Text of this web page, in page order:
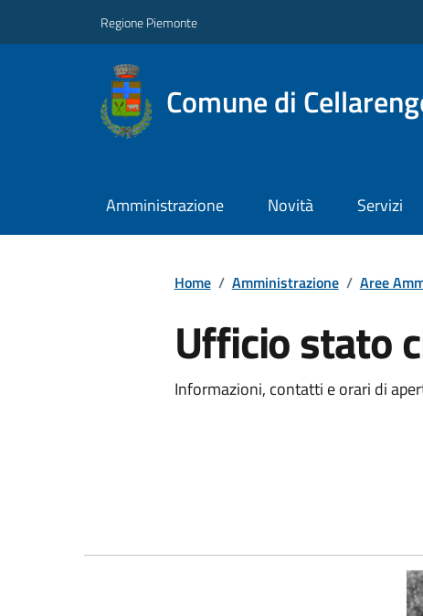
Regione Piemonte
Comune di
Amministrazione Novità Servizi
Home / Amministrazione / Aree
Ufficio stato
Informazioni, contatti e orari di